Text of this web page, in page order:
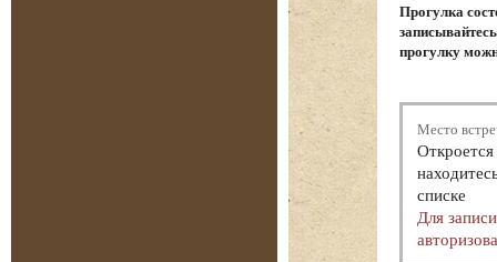
Прогулка
прогулку
Место
списке
Для